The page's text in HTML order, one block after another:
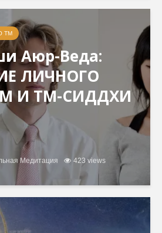
ТМ
Аюр-Веда:
ЛИЧНОГО
И ТМ-СИДДХИ
Медитация 423 views